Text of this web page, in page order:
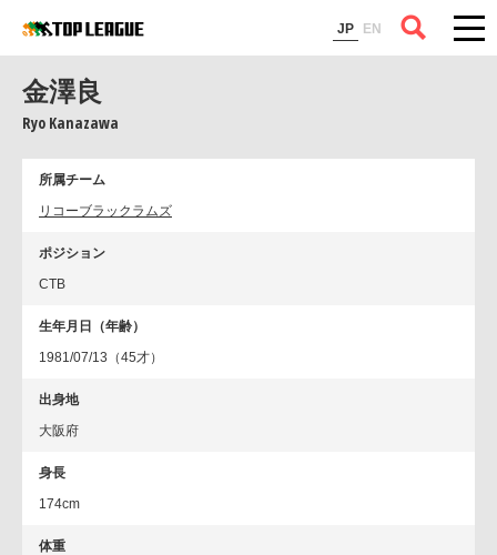
JP EN
コラム
金澤良
Ryo Kanazawa
所属チーム
リコーブラックラムズ
ポジション
CTB
生年月日（年齢）
1981/07/13（45才）
出身地
大阪府
身長
174cm
体重